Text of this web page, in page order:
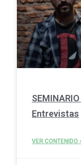
Entrevistas
VER CONTENIDO